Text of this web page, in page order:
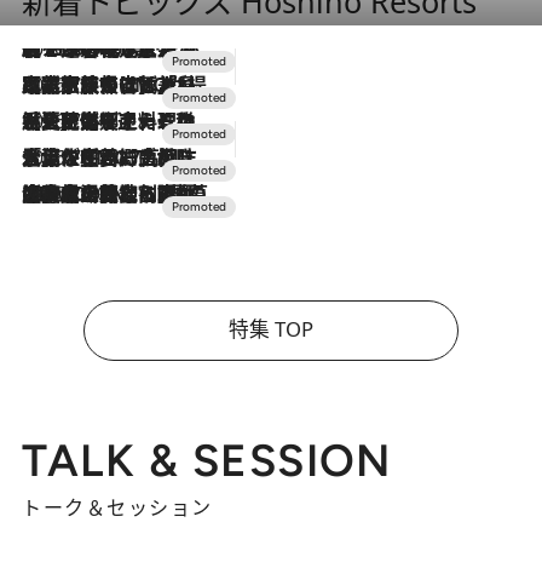
2026.8.7
【トンボの足水浴】ヒノキの香りに包まれて涼感マックス！約13℃の湧水かけ流しを避暑地「星野温泉 トンボの湯」で体験
2026.7.31
【ホテル帰省】という選択肢をOMOが提案。家族とほどよい距離を保つには「昼は実家、夜は気兼ねなくホテルで！」
2026.7.24
【夏限定ディナーコース】旬を迎える稚鮎や花ズッキーニなどをイタリア・トスカーナの郷土料理の手法で満喫！
2026.7.17
「土佐和ハーブかき氷」がOMO7高知に登場！生姜、山椒、大葉など目にも舌にも涼を呼ぶ郷土の味
2026.7.10
NEW OPEN！【界 草津】名湯の地に誕生。趣の異なる2種の温泉と上州ならではの会席・蕎麦割烹など美食を味わう究極の癒やし旅
特集 TOP
TALK & SESSION
トーク＆セッション